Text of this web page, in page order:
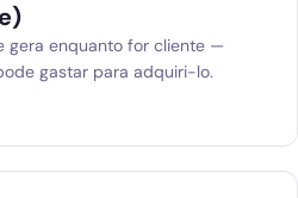
gera enquanto for cliente —
gastar para adquiri-lo.